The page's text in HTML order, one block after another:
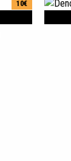
10€